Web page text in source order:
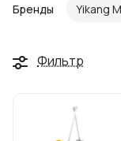
Бренды Yikang
Фильтр